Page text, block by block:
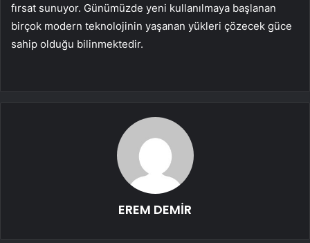
fırsat sunuyor. Günümüzde yeni kullanılmaya başlanan
birçok modern teknolojinin yaşanan yükleri çözecek güce
sahip olduğu bilinmektedir.
EREM DEMİR